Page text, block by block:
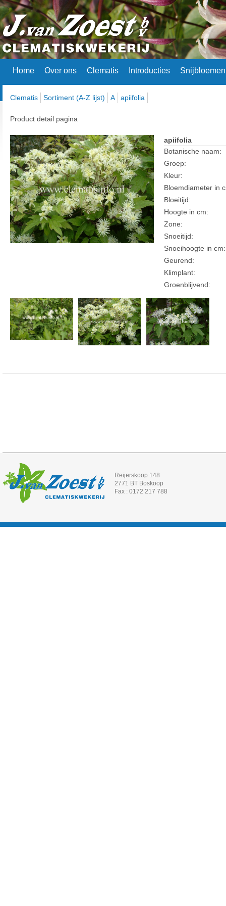
Home Over ons Clematis Introducties Snijbloemen
Clematis Sortiment (A-Z lijst) A apiifolia
Product detail pagina
apiifolia
Botanische naam:
Groep:
Kleur:
Bloemdiameter in
Bloeitijd:
Hoogte in cm:
Zone:
Snoeitijd:
Snoeihoogte in cm:
Geurend:
Klimplant:
Groenblijvend:
Reijerskoop 148
2771 BT Boskoop
Fax : 0172 217 788